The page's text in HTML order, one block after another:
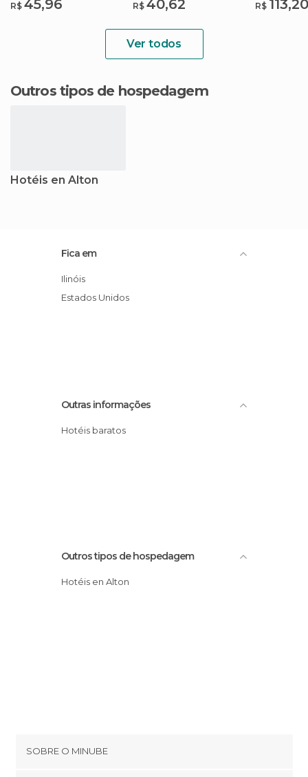
R$ 45,96
R$ 40,62
R$ 113,20
Ver todos
Outros tipos de hospedagem
Hotéis en Alton
Fica em
Ilinóis
Estados Unidos
Outras informações
Hotéis baratos
Outros tipos de hospedagem
Hotéis en Alton
SOBRE O MINUBE